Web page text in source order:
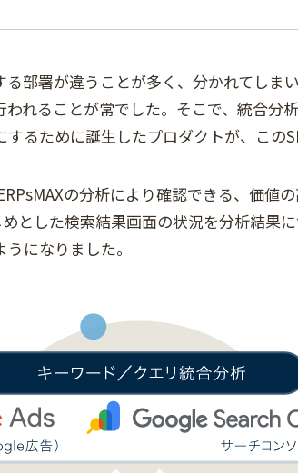
る部署が違うことが多く、分かれてしま
われることが常でした。そこで、統合分
るために誕生したプロダクトが、この
の分析により確認できる、価値
とした検索結果画面の状況を分析結果
になりました。